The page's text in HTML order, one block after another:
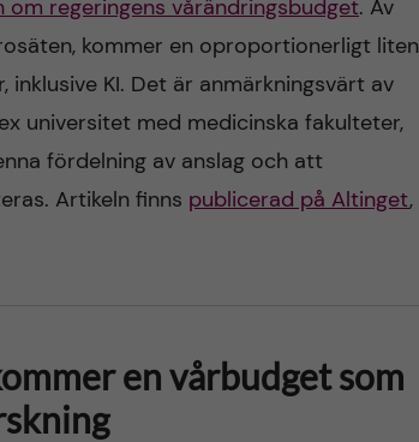
om regeringens vårändringsbudget. Av
kommer en oproportionerligt liten
KI. Det är anmärkningsvärt av
universitet med medicinska fakulteter,
fördelning av anslag och att
Artikeln finns publicerad på Altinget,
en vårbudget som